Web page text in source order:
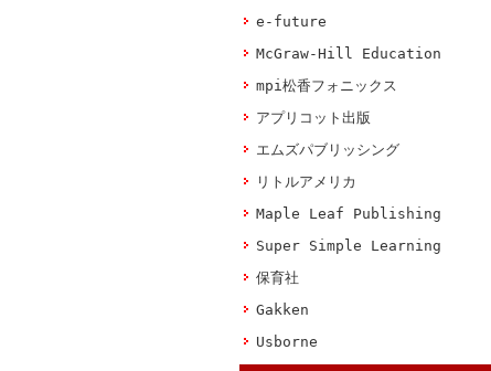
e-future
McGraw-Hill Education
mpi松香フォニックス
アプリコット出版
エムズパブリッシング
リトルアメリカ
Maple Leaf Publishing
Super Simple Learning
保育社
Gakken
Usborne